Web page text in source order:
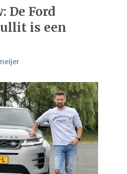
De Ford
is een